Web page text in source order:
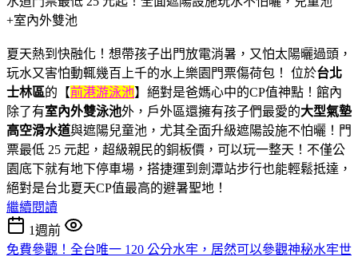
夏天熱到快融化！想帶孩子出門放電消暑，又怕太陽曬過頭，
玩水又害怕動輒幾百上千的水上樂園門票傷荷包！ 位於台北
士林區的【前港游泳池】絕對是爸媽心中的CP值神點！館內
除了有室內外雙泳池外，戶外區還擁有孩子們最愛的大型氣墊
高空滑水道與遮陽兒童池，尤其全面升級遮陽設施不怕曬！門
票最低 25 元起，超級親民的銅板價，可以玩一整天！不僅公
園底下就有地下停車場，搭捷運到劍潭站步行也能輕鬆抵達，
絕對是台北夏天CP值最高的避暑聖地！
繼續閱讀
1週前
免費參觀！全台唯一 120 公分水牢，居然可以參觀神秘水牢世